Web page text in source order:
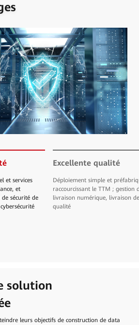
et services
et
sécurité de
Excellente qualité
Déploiement simple et
raccourcissant le TTM ; gestion
livraison numérique, livraison
qualité
solution
leurs objectifs de construction de data